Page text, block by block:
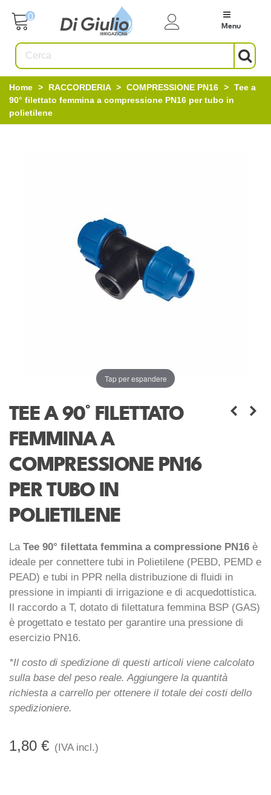
0
Menu
Home > RACCORDERIA > COMPRESSIONE PN16 > Tee a
90° filettato femmina a compressione PN16 per tubo in
polietilene
Tap per espandere
TEE A 90° FILETTATO
FEMMINA A
COMPRESSIONE PN16
PER TUBO IN
POLIETILENE
La Tee 90° filettata femmina a compressione PN16 è
ideale per connettere tubi in Polietilene (PEBD, PEMD e
PEAD) e tubi in PPR nella distribuzione di fluidi in
pressione in impianti di irrigazione e di acquedottistica.
Il raccordo a T, dotato di filettatura femmina BSP (GAS)
è progettato e testato per garantire una pressione di
esercizio PN16.
*Il costo di spedizione di questi articoli viene calcolato
sulla base del peso reale. Aggiungere la quantità
richiesta a carrello per ottenere il totale dei costi dello
spedizioniere.
1,80 € (IVA incl.)